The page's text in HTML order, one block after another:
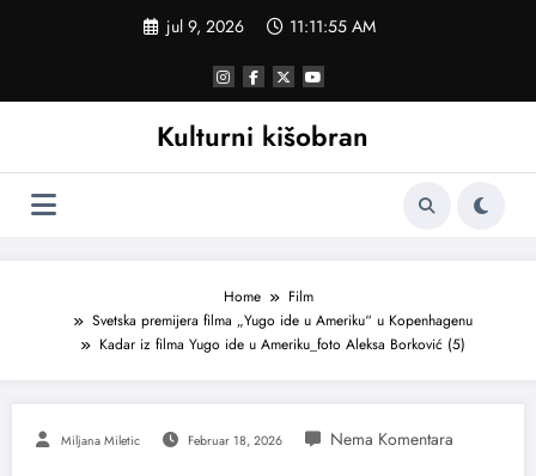
jul 9, 2026 11:11:56 AM
Kulturni kišobran
Home
Film
Svetska premijera filma „Yugo ide u Ameriku“ u Kopenhagenu
Kadar iz filma Yugo ide u Ameriku_foto Aleksa Borković (5)
Miljana Miletic Februar 18, 2026